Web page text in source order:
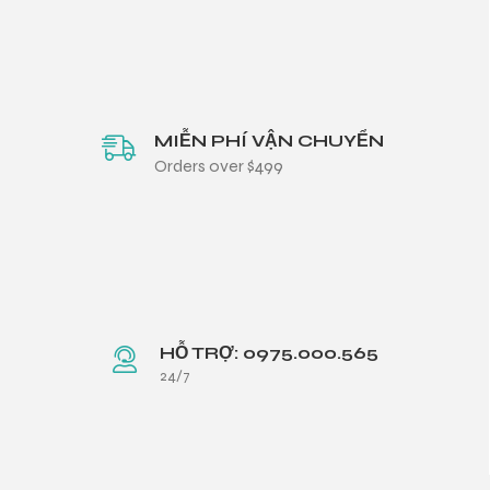
MIỄN PHÍ VẬN CHUYỂN
Orders over $499
HỖ TRỢ: 0975.000.565
24/7